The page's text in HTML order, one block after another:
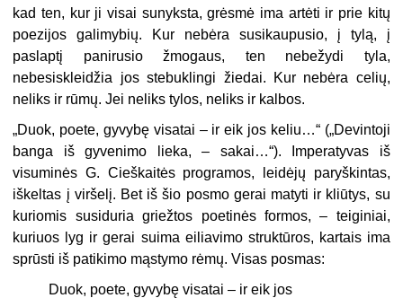
kad ten, kur ji visai sunyksta, grėsmė ima artėti ir prie kitų
poezijos galimybių. Kur nebėra susikaupusio, į tylą, į
paslaptį panirusio žmogaus, ten nebežydi tyla,
nebesiskleidžia jos stebuklingi žiedai. Kur nebėra celių,
neliks ir rūmų. Jei neliks tylos, neliks ir kalbos.
„Duok, poete, gyvybę visatai – ir eik jos keliu…“ („Devintoji
banga iš gyvenimo lieka, – sakai…“). Imperatyvas iš
visuminės G. Cieškaitės programos, leidėjų paryškintas,
iškeltas į viršelį. Bet iš šio posmo gerai matyti ir kliūtys, su
kuriomis susiduria griežtos poetinės formos, – teiginiai,
kuriuos lyg ir gerai suima eiliavimo struktūros, kartais ima
sprūsti iš patikimo mąstymo rėmų. Visas posmas:
Duok, poete, gyvybę visatai – ir eik jos